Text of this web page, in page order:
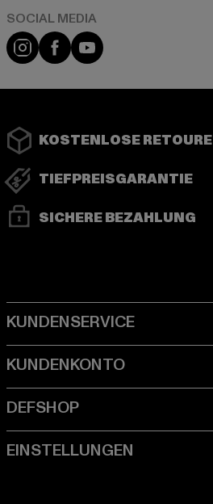
Instagram
FacebookYouTube
KOSTENLOSE RETOURE
TIEFPREISGARANTIE
SICHERE BEZAHLUNG